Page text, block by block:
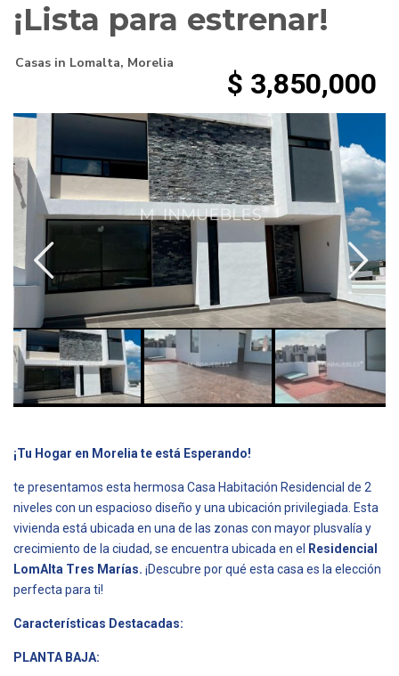
¡Lista para estrenar!
Casas in Lomalta, Morelia
$ 3,850,000
¡Tu Hogar en Morelia te está Esperando!
te presentamos esta hermosa Casa Habitación Residencial de 2
niveles con un espacioso diseño y una ubicación privilegiada. Esta
vivienda está ubicada en una de las zonas con mayor plusvalía y
crecimiento de la ciudad, se encuentra ubicada en el
Residencial
LomAlta Tres Marías. ¡Descubre por qué esta casa es la elección
perfecta para ti!
Características Destacadas:
PLANTA BAJA: